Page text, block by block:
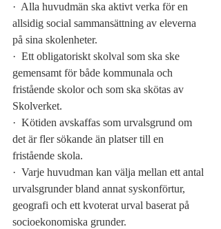
· Alla huvudmän ska aktivt verka för en
allsidig social sammansättning av eleverna
på sina skolenheter.
· Ett obligatoriskt skolval som ska ske
gemensamt för både kommunala och
fristående skolor och som ska skötas av
Skolverket.
· Kötiden avskaffas som urvalsgrund om
det är fler sökande än platser till en
fristående skola.
· Varje huvudman kan välja mellan ett antal
urvalsgrunder bland annat syskonförtur,
geografi och ett kvoterat urval baserat på
socioekonomiska grunder.